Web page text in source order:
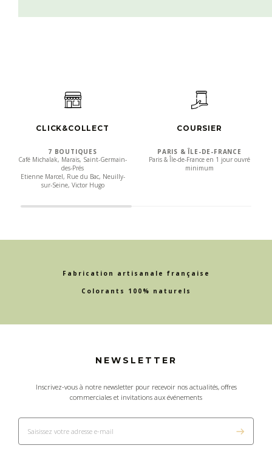
CLICK&COLLECT
7 BOUTIQUES
Café Michalak, Marais, Saint-Germain-
des-Prés
Etienne Marcel, Rue du Bac, Neuilly-
sur-Seine, Victor Hugo
COURSIER
PARIS & ÎLE-DE-FRANCE
Paris & Île-de-France en 1 jour ouvré
minimum
Fabrication artisanale française
Colorants 100% naturels
NEWSLETTER
Inscrivez-vous à notre newsletter pour recevoir nos actualités, offres
commerciales et invitations aux événements